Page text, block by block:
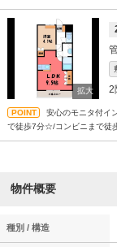
2
安心のモニタ付イ
で徒歩7分☆/コンビニまで徒
物件概要
種別 / 構造